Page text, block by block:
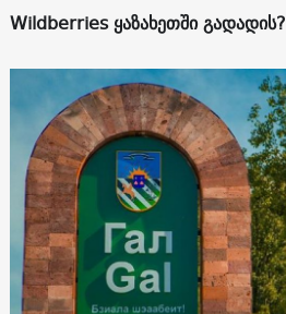
Wildberries ყაზახეთში გადადის?